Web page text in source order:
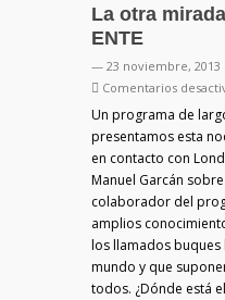
La otra
ENTE
— 23 noviembre, 2013
Comentarios
Un programa de
presentamos esta
en contacto con
Manuel Garcán sobre
colaborador del
amplios
los llamados
mundo y que
todos. ¿Dónde está